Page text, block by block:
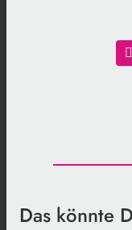
Das könnte